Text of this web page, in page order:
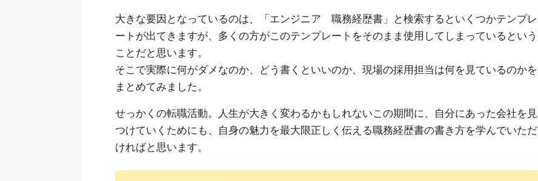
大きな要因となっているのは、「エンジニア 職務経歴書」と検索するといくつかテンプレ
ートが出てきますが、多くの方がこのテンプレートをそのまま使用してしまっているという
ことだと思います。
そこで実際に何がダメなのか、どう書くといいのか、現場の採用担当は何を見ているのかを
まとめてみました。
せっかくの転職活動。人生が大きく変わるかもしれないこの期間に、自分にあった会社を見
つけていくためにも、自身の魅力を最大限正しく伝える職務経歴書の書き方を学んでいただ
ければと思います。